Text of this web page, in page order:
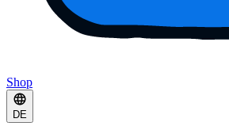
Shop
DE